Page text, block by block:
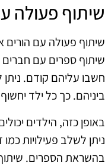
שיתוף פעולה
שיתוף פעולה עם הורים
שיתוף ספרים עם חברים
חשבו עליהם קודם.
ביניהם. כך כל ילד
באופן כזה, הילדים
ניתן לשלב פעילויות
בהשראת הספרים.